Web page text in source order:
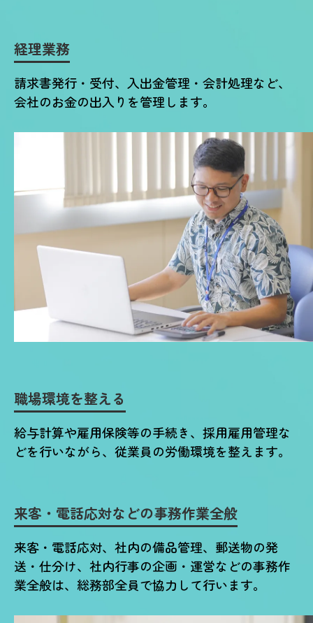
経理業務
請求書発行・受付、入出金管理・会計処理など、
会社のお金の出入りを管理します。
職場環境を整える
給与計算や雇用保険等の手続き、採用雇用管理な
どを行いながら、従業員の労働環境を整えます。
来客・電話応対などの事務作業全般
来客・電話応対、社内の備品管理、郵送物の発
送・仕分け、社内行事の企画・運営などの事務作
業全般は、総務部全員で協力して行います。